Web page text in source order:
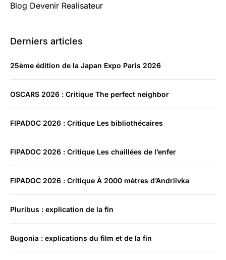
Blog Devenir Realisateur
Derniers articles
25ème édition de la Japan Expo Paris 2026
OSCARS 2026 : Critique The perfect neighbor
FIPADOC 2026 : Critique Les bibliothécaires
FIPADOC 2026 : Critique Les chaillées de l’enfer
FIPADOC 2026 : Critique À 2000 mètres d’Andriivka
Pluribus : explication de la fin
Bugonia : explications du film et de la fin